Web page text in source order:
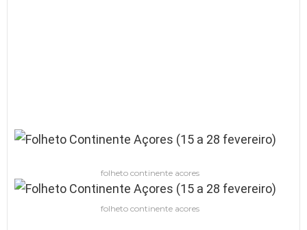
folheto continente acores
folheto continente acores